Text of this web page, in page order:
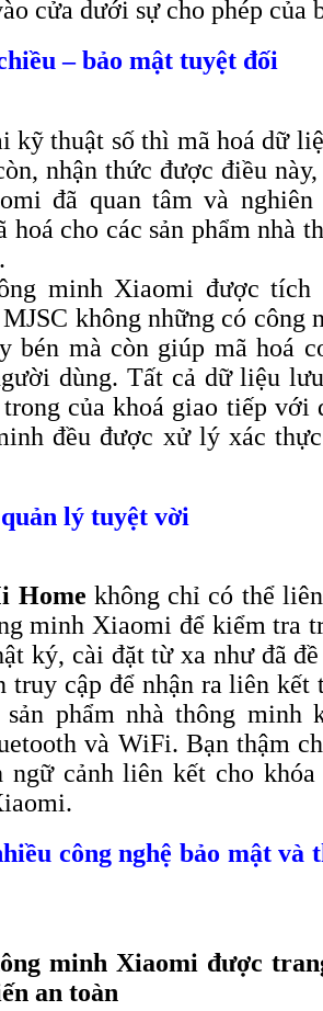
cửa dưới sự cho phép của
– bảo mật tuyệt đối
kỹ thuật số thì mã hoá dữ
nhận thức được điều này,
đã quan tâm và nghiên
hoá cho các sản phẩm nhà
minh Xiaomi được tích
không những có công
bén mà còn giúp mã hoá
dùng. Tất cả dữ liệu
của khoá giao tiếp với
đều được xử lý xác
lý tuyệt vời
Home không chỉ có thể
minh Xiaomi để kiểm tra
ký, cài đặt từ xa như đã
truy cập để nhận ra liên kết
phẩm nhà thông minh
và WiFi. Bạn thậm
ngữ cảnh liên kết cho khóa
công nghệ bảo mật và
minh Xiaomi được
an toàn